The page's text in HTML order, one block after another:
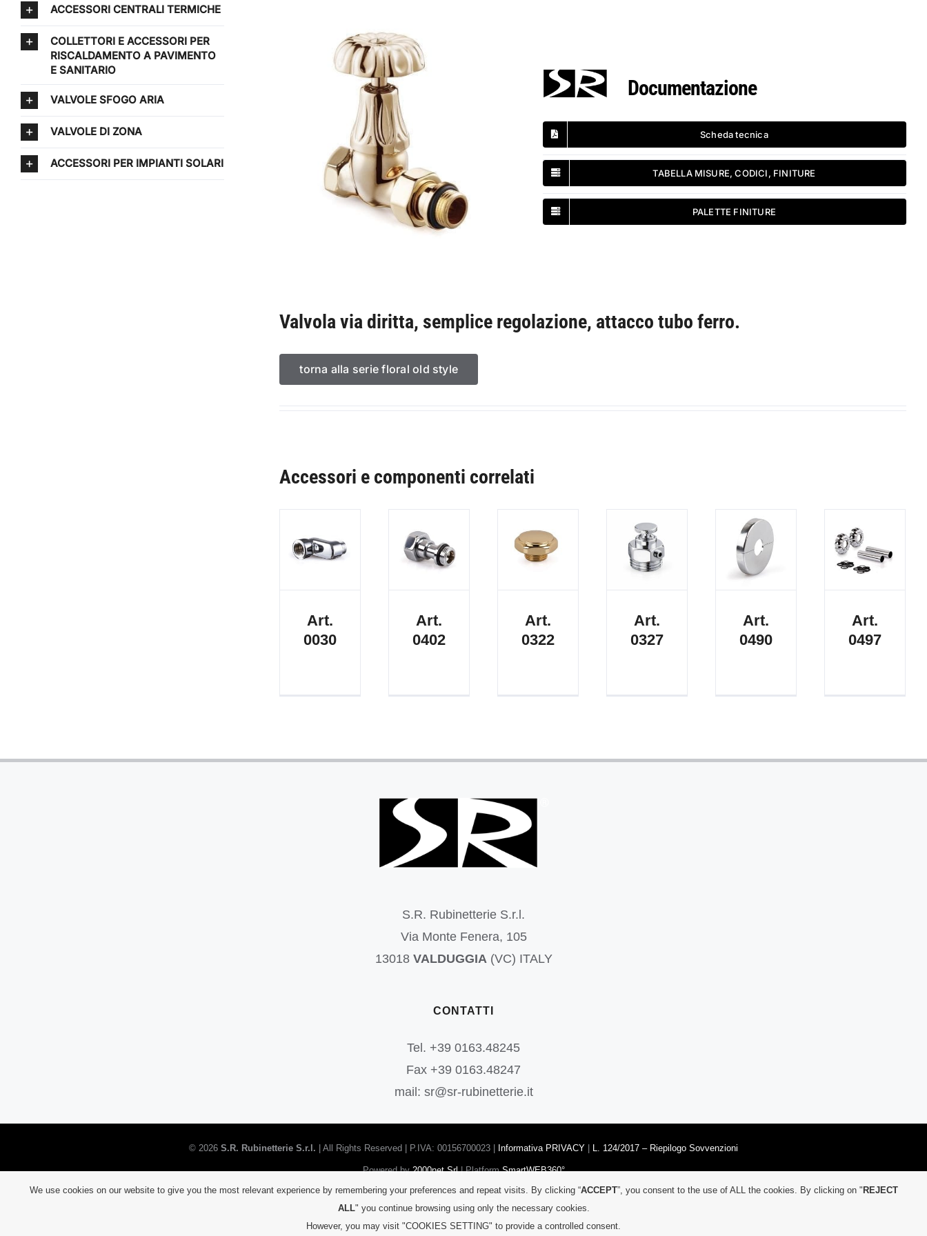
Documentazione
Scheda tecnica
TABELLA MISURE, CODICI, FINITURE
PALETTE FINITURE
Valvola via diritta, semplice regolazione, attacco tubo ferro.
torna alla serie floral old style
Accessori e componenti correlati
Art.
0030
Art.
0402
Art.
0322
Art.
0327
Art.
0490
Art.
0497
ACCESSORI CENTRALI TERMICHE
COLLETTORI E ACCESSORI PER
RISCALDAMENTO A PAVIMENTO
E SANITARIO
VALVOLE SFOGO ARIA
VALVOLE DI ZONA
ACCESSORI PER IMPIANTI SOLARI
S.R. Rubinetterie S.r.l.
Via Monte Fenera, 105
13018 VALDUGGIA(VC) ITALY
CONTATTI
Tel. +39 0163.48245
Fax +39 0163.48247
mail: sr@sr-rubinetterie.it
© 2026 S.R. Rubinetterie S.r.l. | All Rights Reserved | P.IVA: 00156700023 | Informativa PRIVACY L. 124/2017 – Riepilogo Sovvenzioni
Powered by2000net Srl| PlatformSmartWEB360°
FacebookYouTubeInstagram
We use cookies on our website to give you the most relevant experience by remembering your preferences and repeat visits. By clicking “ACCEPT”, you consent to the use of ALL the cookies. By clicking on " REJECT
ALL" you continue browsing using only the necessary cookies.
However, you may visit "COOKIES SETTING" to provide a controlled consent.